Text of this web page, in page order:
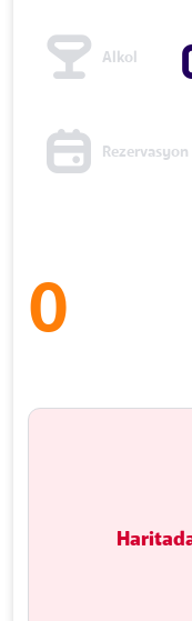
Alkol
Rezervasyon
0